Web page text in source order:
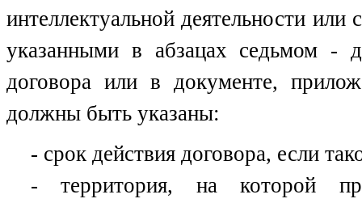
интеллектуальной деятельности
указанными в абзацах седьмом -
договора или в документе,
должны быть указаны:
- срок действия договора, если
- территория, на которой